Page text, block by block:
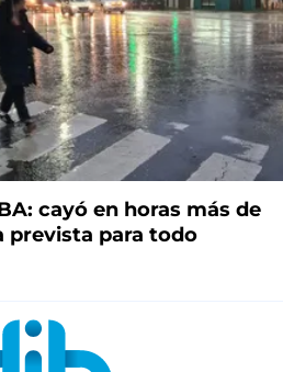
cayó en horas más de
prevista para todo